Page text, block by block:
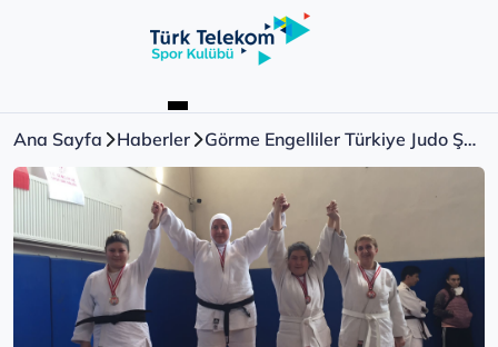
Ana Sayfa Haberler Görme Engelliler Türkiye Judo Şampiyonasında 2 Altın Madalya